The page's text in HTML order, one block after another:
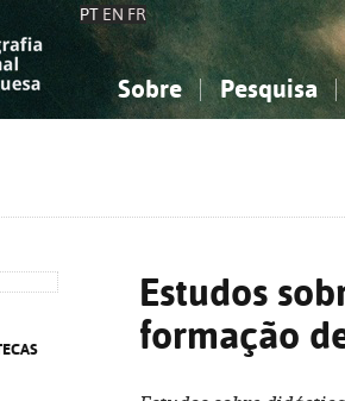
PT EN FR
Sobre Pesquisa
Estudos
formação